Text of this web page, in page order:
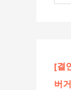
[결
버거